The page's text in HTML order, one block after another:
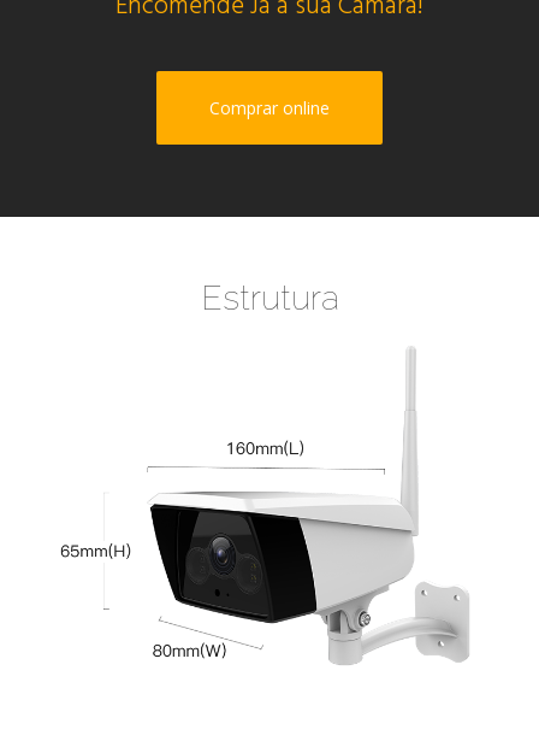
Comprar online
Estrutura